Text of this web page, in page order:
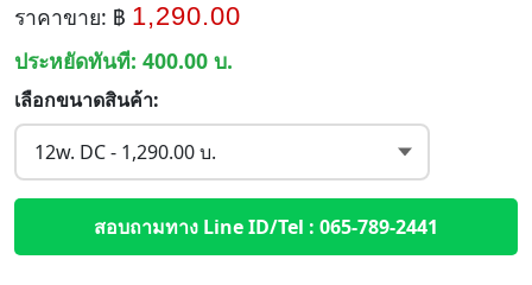
ราคาขาย: ฿ 1,290.00
ประหยัดทันที: 400.00 บ.
เลือกขนาดสินค้า:
สอบถามทาง Line ID/Tel : 065-789-2441